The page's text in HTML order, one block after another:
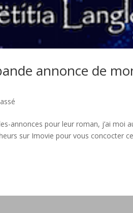
annonce de
annonces pour leur roman, j’ai moi
sur Imovie pour vous concocter